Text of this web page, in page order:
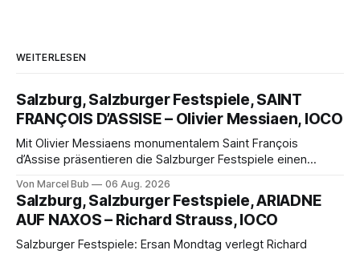
WEITERLESEN
Salzburg, Salzburger Festspiele, SAINT
FRANÇOIS D’ASSISE – Olivier Messiaen, IOCO
Mit Olivier Messiaens monumentalem Saint François
d’Assise präsentieren die Salzburger Festspiele einen
eine bildgewaltige Inszenierung, Maxime Pascal entfaltet
die komplexe Partitur eindrucksvoll, Philippe Sly berührt als
Franziskus.
Von Marcel Bub 06 Aug. 2026
Salzburg, Salzburger Festspiele, ARIADNE
AUF NAXOS – Richard Strauss, IOCO
Salzburger Festspiele: Ersan Mondtag verlegt Richard